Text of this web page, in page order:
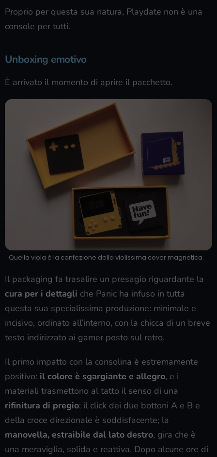
Proprio per questa sua natura, Playdate non è una
console per tutti.
Unboxing emotivo
È arrivato il momento di aprire il pacchetto.
Quella viola è la confezione della violissima cover magnetica.
Il packaging fa trasalire un presagio riguardante la
cura per i dettagli che Panic ha infuso in tutta
questa sua specialissima produzione: minimale e
incisivo, ordinato all’interno, con la chicca di un breve
testo indirizzato ai gamer posto sul retro.
Il primo impatto con la consolina è estremamente
positivo: il colore è sgargiante e allegro, e i
materiali trasmettono al tatto il senso di una
rifinitura di pregio; il click dei due bottoni A e B e
della croce direzionale è soddisfacente; la
manovella, estraibile dal lato destro, gira che è
una meraviglia, solida e reattiva. Dopo alcune ore di